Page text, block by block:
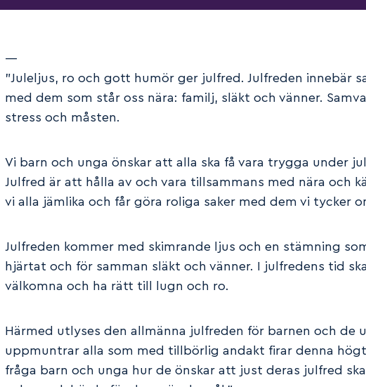
—
”Juleljus, ro och gott humör ger julfred. Julfreden innebär
med dem som står oss nära: familj, släkt och vänner.
stress och måsten.
Vi barn och unga önskar att alla ska få vara trygga under
Julfred är att hålla av och vara tillsammans med nära och
vi alla jämlika och får göra roliga saker med dem vi tycker
Julfreden kommer med skimrande ljus och en stämning
hjärtat och för samman släkt och vänner. I julfredens tid
välkomna och ha rätt till lugn och ro.
Härmed utlyses den allmänna julfreden för barnen och de
uppmuntrar alla som med tillbörlig andakt firar denna
fråga barn och unga hur de önskar att just deras julfred